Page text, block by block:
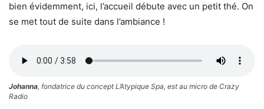
bien évidemment, ici, l’accueil débute avec un petit thé. On
se met tout de suite dans l’ambiance !
Johanna, fondatrice du concept L’Atypique Spa, est au micro de Crazy
Radio